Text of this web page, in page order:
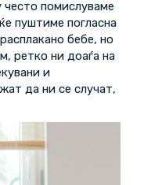
често помислуваме
пуштиме погласна
бебе, но
ретко ни доаѓа на
и
да ни се случат,